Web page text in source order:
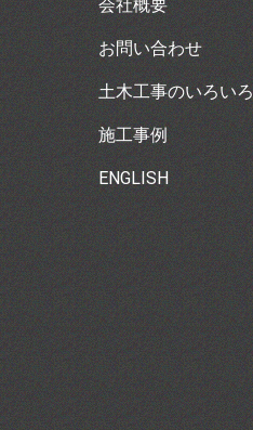
会社概要
お問い合わせ
土木工事のいろいろ
施工事例
ENGLISH